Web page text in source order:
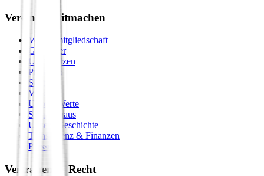
Verein & Mitmachen
Vereinsmitgliedschaft
Gastgeber
Unterstützen
Premium
Shop
Vision
Unsere Werte
Seminarhaus
Unsere Geschichte
Transparenz & Finanzen
Presse
Vertrauen & Recht